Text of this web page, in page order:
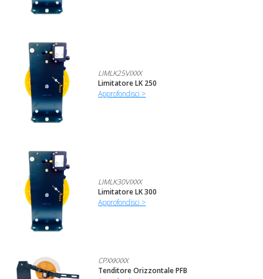
LIMLK25VIXXX
Limitatore LK 250
Approfondisci >
LIMLK30VIXXX
Limitatore LK 300
Approfondisci >
CPXXKXXX
Tenditore Orizzontale PFB